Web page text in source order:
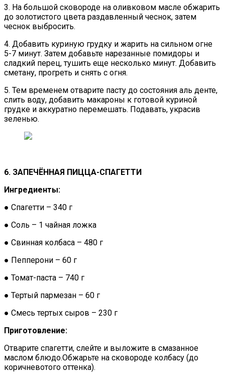
3. На большой сковороде на оливковом масле обжарить
до золотистого цвета раздавленный чеснок, затем
чеснок выбросить.
4. Добавить куриную грудку и жарить на сильном огне
5-7 минут. Затем добавьте нарезанные помидоры и
сладкий перец, тушить еще несколько минут. Добавить
сметану, прогреть и снять с огня.
5. Тем временем отварите пасту до состояния аль денте,
слить воду, добавить макароны к готовой куриной
грудке и аккуратно перемешать. Подавать, украсив
зеленью.
6. ЗАПЕЧЁННАЯ ПИЦЦА-СПАГЕТТИ
Ингредиенты:
● Спагетти – 340 г
● Соль – 1 чайная ложка
● Свинная колбаса – 480 г
● Пепперони – 60 г
● Томат-паста – 740 г
● Тертый пармезан – 60 г
● Смесь тертых сыров – 230 г
Приготовление:
Отварите спагетти, слейте и выложите в смазанное
маслом блюдо.Обжарьте на сковороде колбасу (до
коричневотого оттенка).